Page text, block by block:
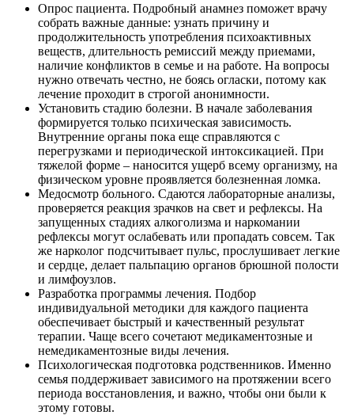
Опрос пациента. Подробный анамнез поможет врачу
собрать важные данные: узнать причину и
продолжительность употребления психоактивных
веществ, длительность ремиссий между приемами,
наличие конфликтов в семье и на работе. На вопросы
нужно отвечать честно, не боясь огласки, потому как
лечение проходит в строгой анонимности.
Установить стадию болезни. В начале заболевания
формируется только психическая зависимость.
Внутренние органы пока еще справляются с
перегрузками и периодической интоксикацией. При
тяжелой форме – наносится ущерб всему организму, на
физическом уровне проявляется болезненная ломка.
Медосмотр больного. Сдаются лабораторные анализы,
проверяется реакция зрачков на свет и рефлексы. На
запущенных стадиях алкоголизма и наркомании
рефлексы могут ослабевать или пропадать совсем. Так
же нарколог подсчитывает пульс, прослушивает легкие
и сердце, делает пальпацию органов брюшной полости
и лимфоузлов.
Разработка программы лечения. Подбор
индивидуальной методики для каждого пациента
обеспечивает быстрый и качественный результат
терапии. Чаще всего сочетают медикаментозные и
немедикаментозные виды лечения.
Психологическая подготовка родственников. Именно
семья поддерживает зависимого на протяжении всего
периода восстановления, и важно, чтобы они были к
этому готовы.